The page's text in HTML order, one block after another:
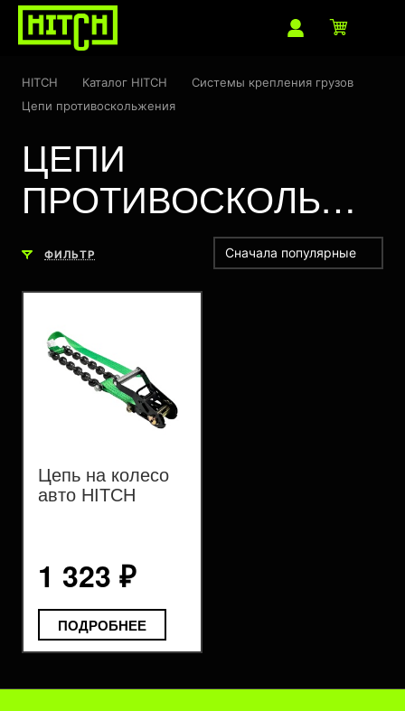
HITCH Каталог HITCH
Системы крепления грузов
Цепи противоскольжения
ЦЕПИ
ПРОТИВОСКОЛЬЖЕНИЯ
ФИЛЬТР Сначала популярные
Цепь на колесо
авто HITCH
1 323 ₽
ПОДРОБНЕЕ